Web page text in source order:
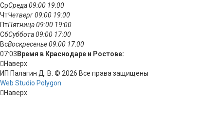
СрСреда09:00 19:00
ЧтЧетверг09:00 19:00
ПтПятница09:00 19:00
СбСуббота09:00 17:00
ВсВоскресенье09:00 17:00
07:03 Время в Краснодаре и Ростове:
Наверх
ИП Палагин Д. В. © 2026 Все права защищены
Web Studio Polygon
Наверх